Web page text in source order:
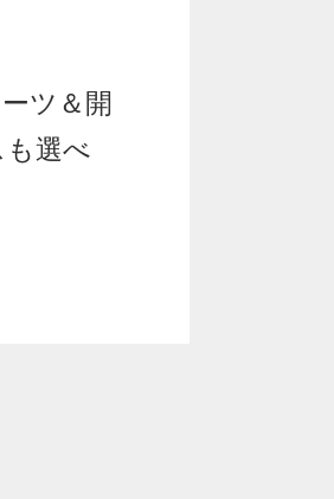
ツ＆開
選べ